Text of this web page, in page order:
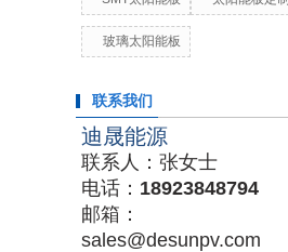
玻璃太阳能板
联系我们
迪晟能源
联系人：张女士
电话： 18923848794
邮箱：
sales@desunpv.com